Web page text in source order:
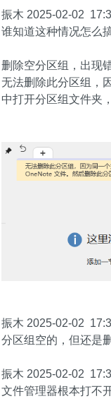
振木 2025-02-02
谁知道这种情况怎么
删除空分区组，出现
无法删除此分区组，
中打开分区组文件夹
振木 2025-02-02
分区组空的，但还是
振木 2025-02-02
文件管理器根本打不